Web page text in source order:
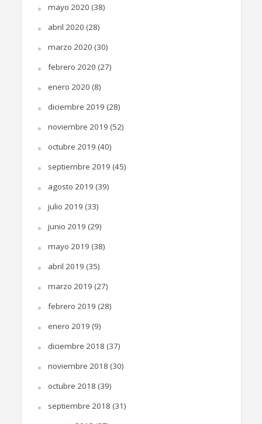
mayo 2020 (38)
abril 2020 (28)
marzo 2020 (30)
febrero 2020 (27)
enero 2020 (8)
diciembre 2019 (28)
noviembre 2019 (52)
octubre 2019 (40)
septiembre 2019 (45)
agosto 2019 (39)
julio 2019 (33)
junio 2019 (29)
mayo 2019 (38)
abril 2019 (35)
marzo 2019 (27)
febrero 2019 (28)
enero 2019 (9)
diciembre 2018 (37)
noviembre 2018 (30)
octubre 2018 (39)
septiembre 2018 (31)